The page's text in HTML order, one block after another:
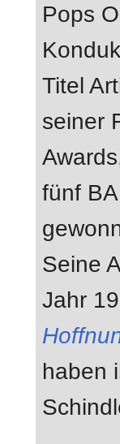
Pops
Titel
seiner
fünf
Seine
Jahr
haben